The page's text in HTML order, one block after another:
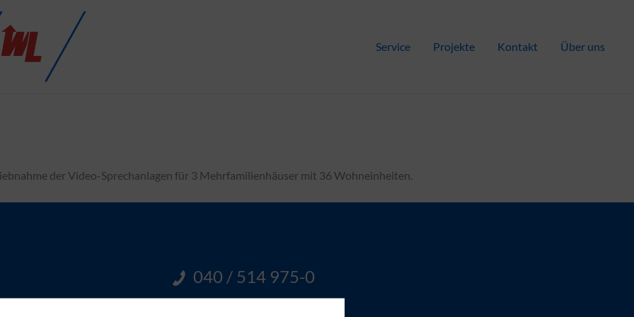
Service Projekte Kontakt Über uns
der Video-Sprechanlagen für 3 Mehrfamilienhäuser mit 36 Wohneinheiten.
040 / 514 975-0